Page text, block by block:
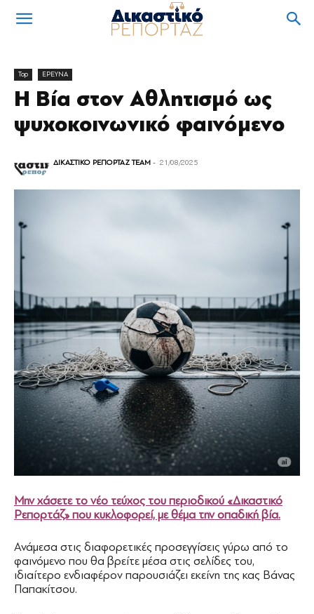
Top ΕΡΕΥΝΑ
Η Βία στον Αθλητισμό ως
ψυχοκοινωνικό φαινόμενο
ΔΙΚΑΣΤΙΚΟ ΡΕΠΟΡΤΑΖ TEAM - 21/08/2025
Μην χάσετε το νέο τεύχος του περιοδικού «Δικαστικό
Ρεπορτάζ» που κυκλοφορεί, με θέμα την οπαδική βία.
Ανάμεσα στις διαφορετικές προσεγγίσεις γύρω από το
φαινόμενο που θα βρείτε μέσα στις σελίδες του,
ιδιαίτερο ενδιαφέρον παρουσιάζει εκείνη της κας Βάνας
Παπακίτσου.